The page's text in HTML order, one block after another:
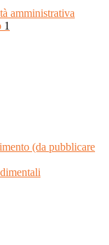
amministrativa
1
(da pubblicare